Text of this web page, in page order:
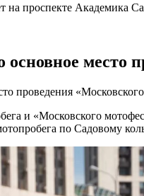
на проспекте Академика
основное место
проведения
и «Московского
по Садовому